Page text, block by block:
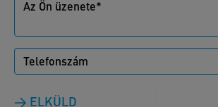
ELKÜLD